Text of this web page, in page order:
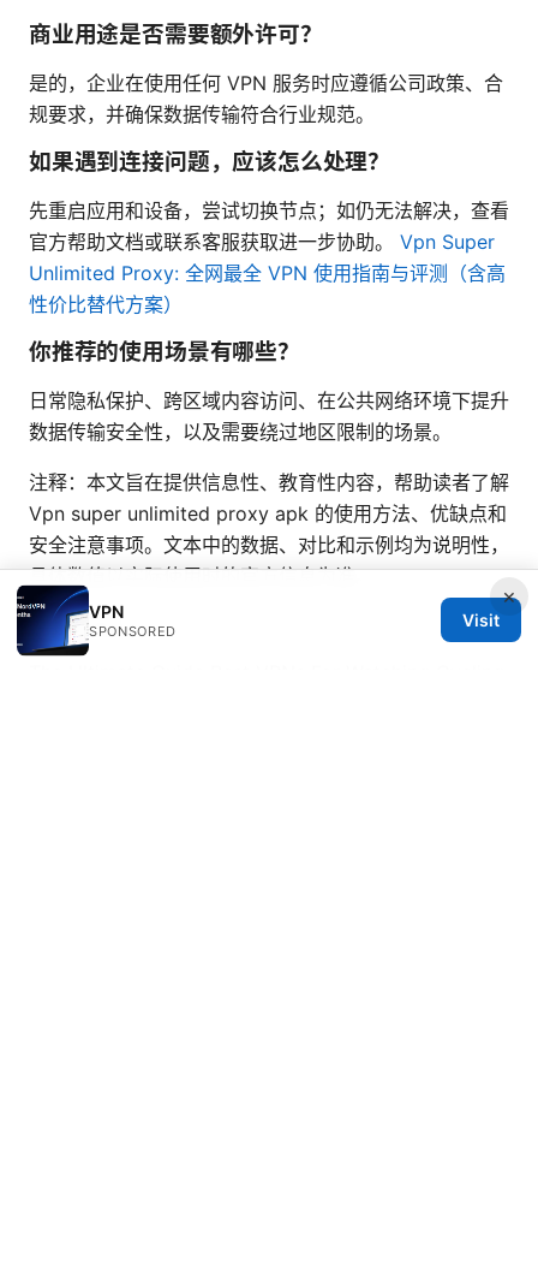
商业用途是否需要额外许可？
是的，企业在使用任何 VPN 服务时应遵循公司政策、合
规要求，并确保数据传输符合行业规范。
如果遇到连接问题，应该怎么处理？
先重启应用和设备，尝试切换节点；如仍无法解决，查看
官方帮助文档或联系客服获取进一步协助。 Vpn Super
Unlimited Proxy: 全网最全 VPN 使用指南与评测（含高
性价比替代方案）
你推荐的使用场景有哪些？
日常隐私保护、跨区域内容访问、在公共网络环境下提升
数据传输安全性，以及需要绕过地区限制的场景。
注释：本文旨在提供信息性、教育性内容，帮助读者了解
Vpn super unlimited proxy apk 的使用方法、优缺点和
安全注意事项。文本中的数据、对比和示例均为说明性，
具体数值以实际使用时的官方信息为准。
Sources:
×
VPN
SPONSORED
Visit